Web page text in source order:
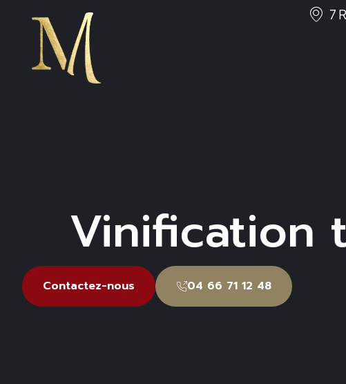
principal
7
Vinification
Contactez-nous 04 66 71 12 48